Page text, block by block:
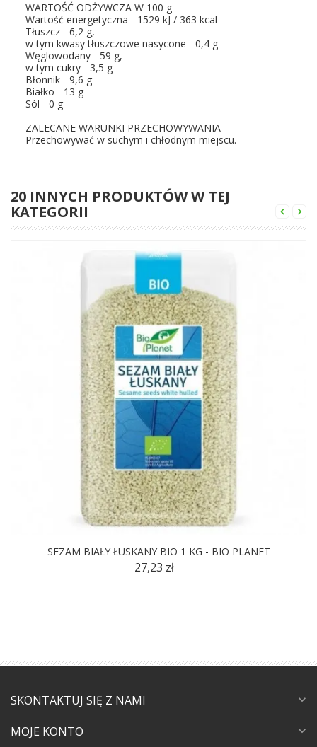
WARTOŚĆ ODŻYWCZA W 100 g
Wartość energetyczna - 1529 kJ / 363 kcal
Tłuszcz - 6,2 g,
w tym kwasy tłuszczowe nasycone - 0,4 g
Węglowodany - 59 g,
w tym cukry - 3,5 g
Błonnik - 9,6 g
Białko - 13 g
Sól - 0 g
ZALECANE WARUNKI PRZECHOWYWANIA
Przechowywać w suchym i chłodnym miejscu.
20 INNYCH PRODUKTÓW W TEJ
KATEGORII
SEZAM BIAŁY ŁUSKANY BIO 1 KG - BIO PLANET
27,23 zł
SKONTAKTUJ SIĘ Z NAMI expand_more
MOJE KONTO expand_more